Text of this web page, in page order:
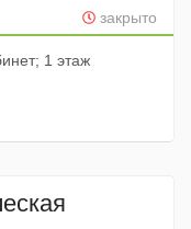
закрыто
1 этаж